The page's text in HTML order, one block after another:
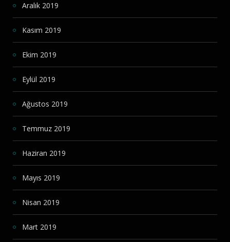
Aralık 2019
Kasım 2019
Ekim 2019
Eylül 2019
Ağustos 2019
Temmuz 2019
Haziran 2019
Mayıs 2019
Nisan 2019
Mart 2019